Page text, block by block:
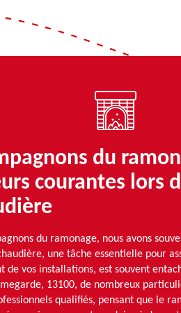
du
courantes lors
du ramonage, nous avons
une tâche essentielle pour
de vos installations, est souvent
13100, de nombreux
qualifiés, pensant que le